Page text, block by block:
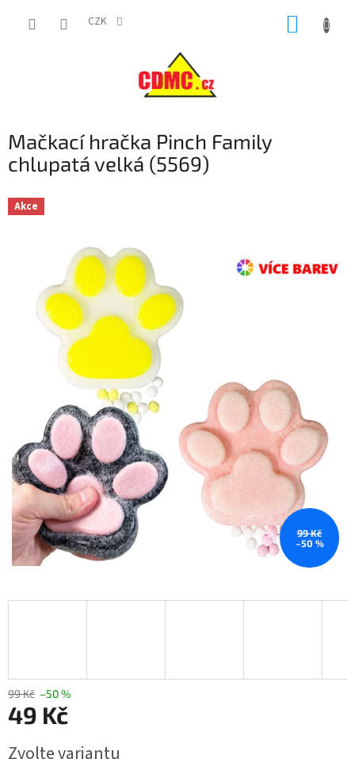
CZK
Mačkací hračka Pinch Family
chlupatá velká (5569)
Akce
99 Kč
–50 %
99 Kč –50 %
49 Kč
Zvolte variantu